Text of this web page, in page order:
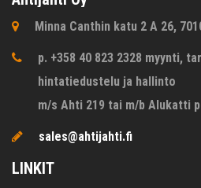
Minna Canthin katu 2 A 26,
p. +358 40 823 2328 myynti,
hintatiedustelu ja hallinto
m/s Ahti 219 tai m/b Alukatti
sales@ahtijahti.fi
LINKIT